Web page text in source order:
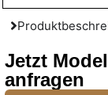
Jetzt
anfragen